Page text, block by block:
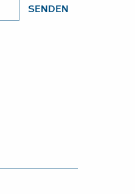
SENDEN